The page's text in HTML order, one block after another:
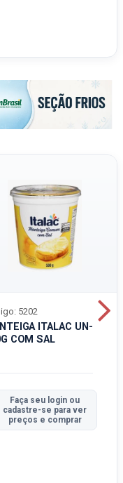
ITALAC UN-
COM SAL
5202
Faça seu login ou
cadastre-se para ver
preços e comprar